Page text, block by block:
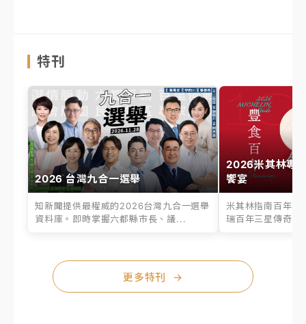
特刊
2026 台灣九合一選舉
知新聞提供最權威的2026台灣九合一選舉
資料庫。即時掌握六都縣市長、議...
2026米其林專
饗宴
米其林指南百年之
瑞百年三星傳奇、
更多特刊 →